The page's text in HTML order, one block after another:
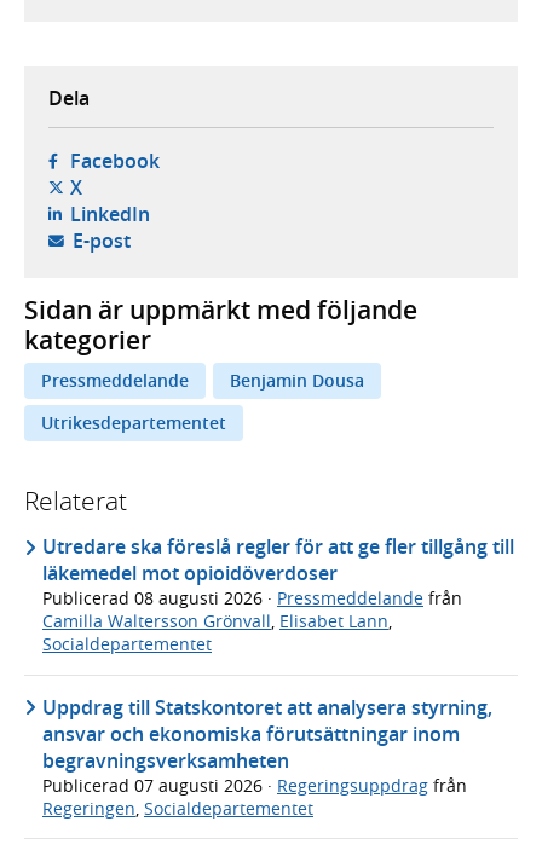
Dela
Facebook- öppnas i ny flik, extern webbplats,
X- öppnas i ny flik, extern webbplats,
LinkedIn- öppnas i ny flik, extern webbplats,
E-post- öppnar din e-postklient,
Sidan är uppmärkt med följande
kategorier
Pressmeddelande
Benjamin Dousa
Utrikesdepartementet
Relaterat
Utredare ska föreslå regler för att ge fler tillgång till
läkemedel mot opioidöverdoser
Publicerad 08 augusti 2026 · Pressmeddelande från
Camilla Waltersson Grönvall, Elisabet Lann,
Socialdepartementet
Uppdrag till Statskontoret att analysera styrning,
ansvar och ekonomiska förutsättningar inom
begravningsverksamheten
Publicerad 07 augusti 2026 · Regeringsuppdrag från
Regeringen, Socialdepartementet